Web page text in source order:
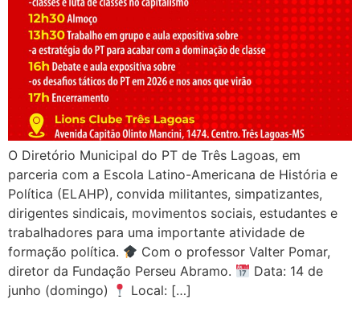
O Diretório Municipal do PT de Três Lagoas, em
parceria com a Escola Latino-Americana de História e
Política (ELAHP), convida militantes, simpatizantes,
dirigentes sindicais, movimentos sociais, estudantes e
trabalhadores para uma importante atividade de
formação política.
Com o professor Valter Pomar,
diretor da Fundação Perseu Abramo.
Data: 14 de
junho (domingo)
Local: […]